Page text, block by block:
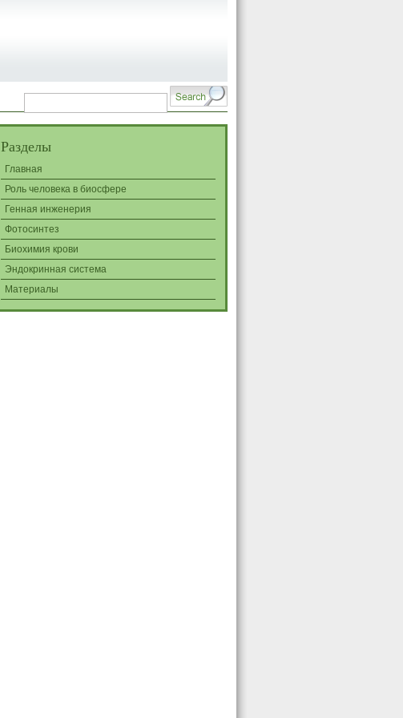
Разделы
Главная
Роль человека в биосфере
Генная инженерия
Фотосинтез
Биохимия крови
Эндокринная система
Материалы